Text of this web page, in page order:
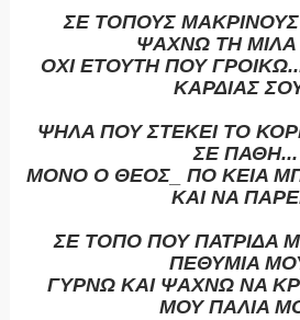
ΣΕ ΤΟΠΟΥΣ
ΨΑΧΝΩ ΤΗ ΜΙΛΑ
ΟΧΙ ΕΤΟΥΤΗ ΠΟΥ
ΚΑΡΔΙΑΣ
ΨΗΛΑ ΠΟΥ ΣΤΕΚΕΙ ΤΟ
ΣΕ ΠΑΘΗ...
ΜΟΝΟ Ο ΘΕΟΣ_ ΠΟ ΚΕΙΑ
ΚΑΙ ΝΑ
ΣΕ ΤΟΠΟ ΠΟΥ ΠΑΤΡΙΔΑ
ΠΕΘΥΜΙΑ
ΓΥΡΝΩ ΚΑΙ ΨΑΧΝΩ ΝΑ
ΜΟΥ ΠΑΛΙΑ